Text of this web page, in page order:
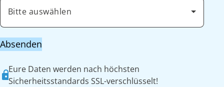
Bitte auswählen
Absenden
Eure Daten werden nach höchsten
Sicherheitsstandards SSL-verschlüsselt!